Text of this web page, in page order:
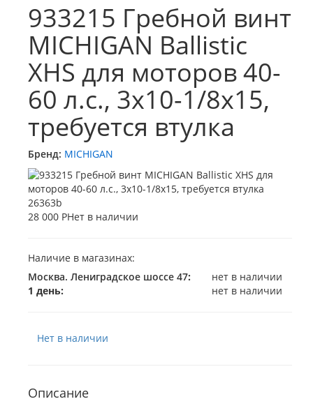
933215 Гребной винт
MICHIGAN Ballistic
XHS для моторов 40-
60 л.с., 3x10-1/8x15,
требуется втулка
Бренд: MICHIGAN
28 000 РНет в наличии
Наличие в магазинах:
Москва. Лениградское шоссе 47:
нет в наличии
1 день:
нет в наличии
Нет в наличии
Описание